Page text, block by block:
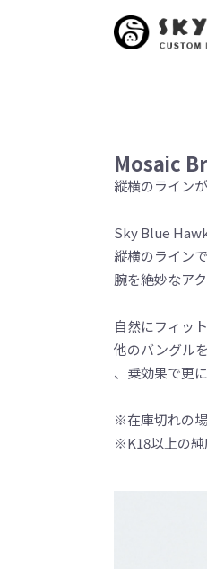
Mosaic
縦横のライン
Sky Blue
縦横のライン
腕を絶妙なア
自然にフィッ
他のバングル
、乗効果で更
※在庫切れの
※K18以上の純